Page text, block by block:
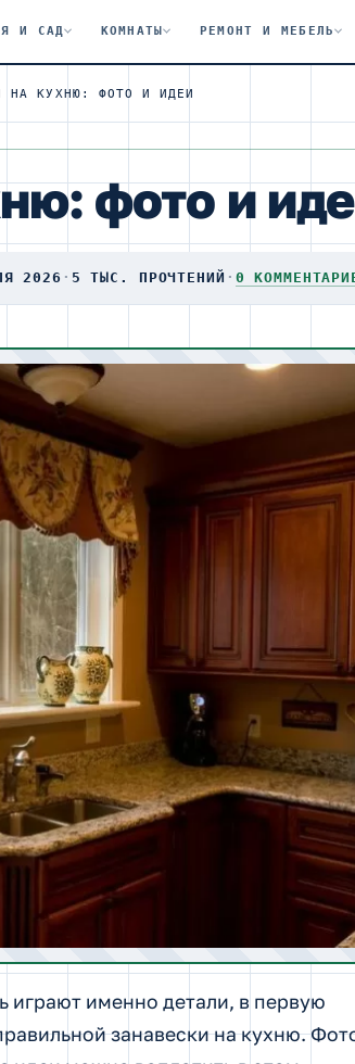
И САД КОМНАТЫ РЕМОНТ И МЕБЕЛЬ
НА КУХНЮ: ФОТО И ИДЕИ
фото и
2026 · 5 ТЫС. ПРОЧТЕНИЙ · 0
именно детали, в первую
занавески на кухню.